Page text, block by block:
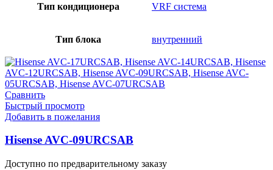
Тип кондиционера VRF система
Тип блока внутренний
Сравнить
Быстрый просмотр
Добавить в пожелания
Hisense AVC-09URCSAB
Доступно по предварительному заказу